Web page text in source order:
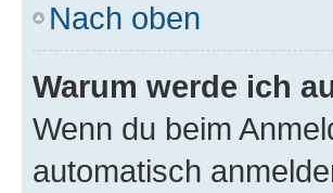
Nach oben
Warum werde ich
Wenn du beim
automatisch